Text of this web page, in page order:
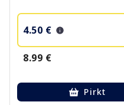
4.50 €
8.99 €
Pirkt